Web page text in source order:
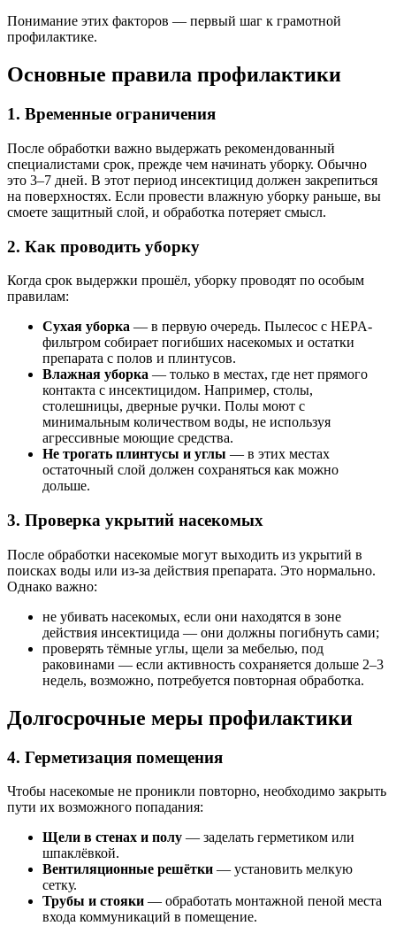
Понимание этих факторов — первый шаг к грамотной
профилактике.
Основные правила профилактики
1. Временные ограничения
После обработки важно выдержать рекомендованный
специалистами срок, прежде чем начинать уборку. Обычно
это 3–7 дней. В этот период инсектицид должен закрепиться
на поверхностях. Если провести влажную уборку раньше, вы
смоете защитный слой, и обработка потеряет смысл.
2. Как проводить уборку
Когда срок выдержки прошёл, уборку проводят по особым
правилам:
Сухая уборка — в первую очередь. Пылесос с HEPA-
фильтром собирает погибших насекомых и остатки
препарата с полов и плинтусов.
Влажная уборка — только в местах, где нет прямого
контакта с инсектицидом. Например, столы,
столешницы, дверные ручки. Полы моют с
минимальным количеством воды, не используя
агрессивные моющие средства.
Не трогать плинтусы и углы — в этих местах
остаточный слой должен сохраняться как можно
дольше.
3. Проверка укрытий насекомых
После обработки насекомые могут выходить из укрытий в
поисках воды или из-за действия препарата. Это нормально.
Однако важно:
не убивать насекомых, если они находятся в зоне
действия инсектицида — они должны погибнуть сами;
проверять тёмные углы, щели за мебелью, под
раковинами — если активность сохраняется дольше 2–3
недель, возможно, потребуется повторная обработка.
Долгосрочные меры профилактики
4. Герметизация помещения
Чтобы насекомые не проникли повторно, необходимо закрыть
пути их возможного попадания:
Щели в стенах и полу — заделать герметиком или
шпаклёвкой.
Вентиляционные решётки — установить мелкую
сетку.
Трубы и стояки — обработать монтажной пеной места
входа коммуникаций в помещение.